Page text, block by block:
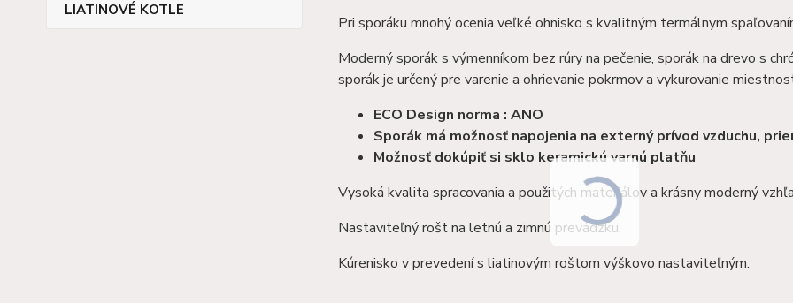
LIATINOVÉ KOTLE
Pri sporáku mnohý ocenia veľké ohnisko s kvalitným termálnym
Moderný sporák s výmenníkom bez rúry na pečenie, sporák na drevo s
sporák je určený pre varenie a ohrievanie pokrmov a vykurovanie
ECO Design norma : ANO
Sporák má možnosť napojenia na externý prívod vzduchu,
Možnosť dokúpiť si sklo keramickú varnú platňu
Vysoká kvalita spracovania a použitých materiálov a krásny moderný
Nastaviteľný rošt na letnú a zimnú prevádzku.
Kúrenisko v prevedení s liatinovým roštom výškovo nastaviteľným.